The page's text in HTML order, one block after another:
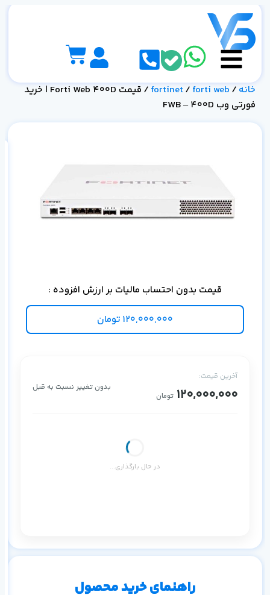
خانه /
fortinet/ forti web
/ قیمت Forti Web 400D | خرید
فورتی وب FWB – 400D
قیمت بدون احتساب مالیات بر ارزش افزوده :
120,000,000 تومان
آخرین قیمت:
120,000,000 تومان
بدون تغییر نسبت به قبل
در حال بارگذاری...
۳ ماه ۶ ماه ۱ سال
راهنمای خرید محصول